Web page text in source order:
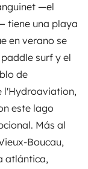
—el
tiene una playa
en verano se
surf y el
de
l'Hydroaviation,
este lago
Más al
Boucau,
atlántica,